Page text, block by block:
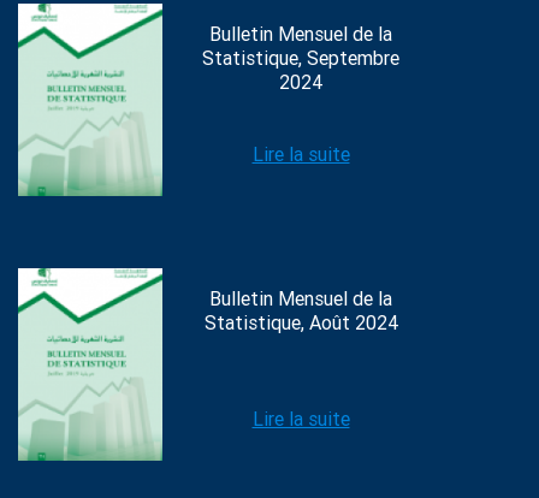
Bulletin Mensuel de la
Statistique, Septembre
2024
Lire la suite
Bulletin Mensuel de la
Statistique, Août 2024
Lire la suite